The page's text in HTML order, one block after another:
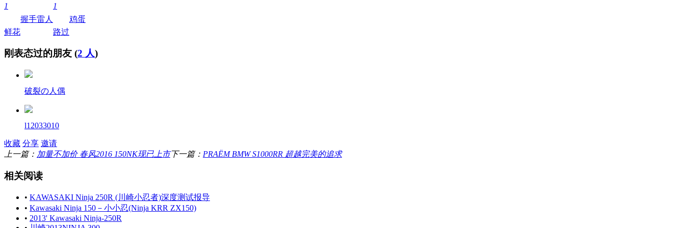
1
鲜花
握手雷人
1
路过
鸡蛋
刚表态过的朋友 (2 人)
破裂の人偶
l12033010
收藏 分享 邀请
上一篇： 加量不加价 春风2016 150NK现已上市下一篇： PRAËM BMW S1000RR 超越完美的追求
相关阅读
• KAWASAKI Ninja 250R (川崎小忍者)深度测试报导
• Kawasaki Ninja 150－小小忍(Ninja KRR ZX150)
• 2013' Kawasaki Ninja-250R